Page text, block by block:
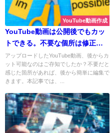
YouTube動画作成
YouTube動画は公開後でもカッ
トできる。不要な個所は修正し
よう
アップロードしたYouTube動画、後からカ
ット可能なのはご存知でしたか？不要だと
感じた箇所があれば、後から簡単に編集で
きます。本記事では、...